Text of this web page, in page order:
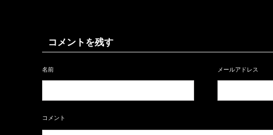
コメントを残す
名前 メールアドレス
コメント